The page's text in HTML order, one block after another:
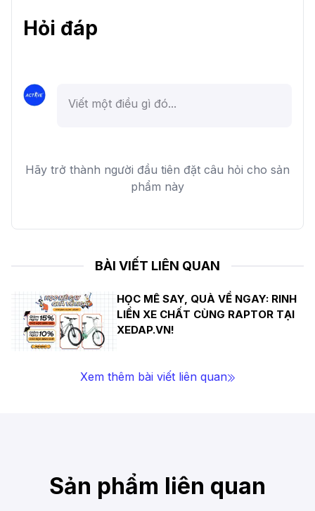
Hỏi đáp
Hãy trở thành người đầu tiên đặt câu hỏi cho sản
phẩm này
BÀI VIẾT LIÊN QUAN
HỌC MÊ SAY, QUÀ VỀ NGAY: RINH
LIỀN XE CHẤT CÙNG RAPTOR TẠI
XEDAP.VN!
Xem thêm bài viết liên quan
Sản phẩm liên quan